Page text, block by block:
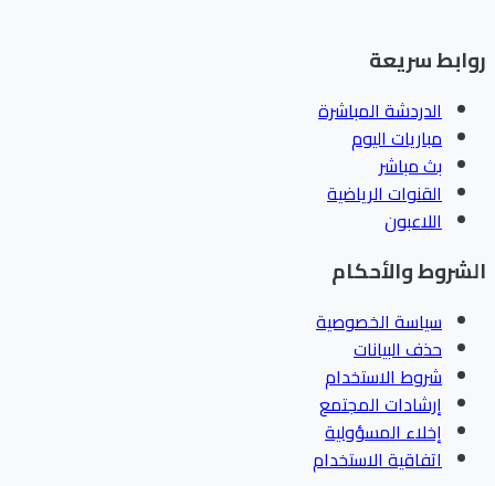
سريعة
الدردشة المباشرة
مباريات اليوم
بث مباشر
القنوات الرياضية
اللاعبون
والأحكام
سياسة الخصوصية
حذف البيانات
شروط الاستخدام
إرشادات المجتمع
إخلاء المسؤولية
اتفاقية الاستخدام